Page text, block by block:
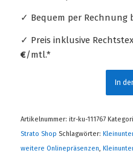
✓ Bequem per Rechnung
✓ Preis inklusive
€/mtl.*
In
Artikelnummer: itr-ku-111767
Strato Shop Schlagwörter:
weitere Onlinepräsenzen,